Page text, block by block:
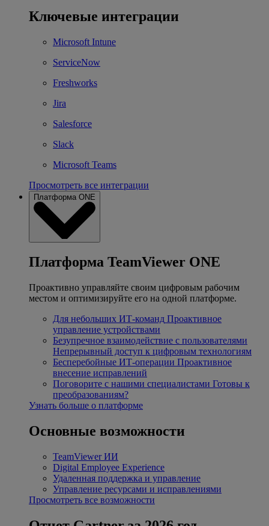
Ключевые интеграции
Microsoft Intune
ServiceNow
Freshworks
Jira
Salesforce
Slack
Microsoft Teams
Просмотреть все интеграции
Платформа ONE
Платформа TeamViewer ONE
Проактивно управляйте своим цифровым рабочим
местом и оптимизируйте его на одной платформе.
Для небольших ИТ-команд Проактивное
управление устройствами
Безупречное взаимодействие с пользователями
Непрерывный доступ к цифровым технологиям
Бесперебойные ИТ-операции Проактивное
внесение исправлений
Поговорите с нашими специалистами Готовы к
преобразованиям?
Узнать больше о платформе
Основные возможности
TeamViewer ИИ
Digital Employee Experience
Удаленная поддержка и управление
Управление ресурсами и исправлениями
Просмотреть все возможности